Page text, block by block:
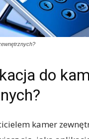
do
kamer